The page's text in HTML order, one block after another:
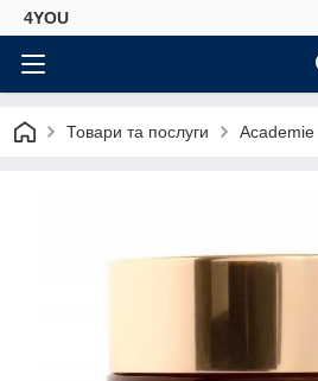
4YOU
Товари та послуги Academie